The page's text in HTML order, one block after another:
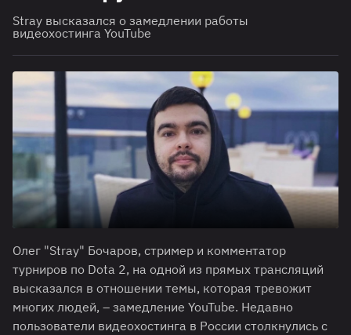
Stray высказался о замедлении работы
видеохостинга YouTube
Олег "Stray" Бочаров, стример и комментатор
турниров по Dota 2, на одной из прямых трансляций
высказался в отношении темы, которая тревожит
многих людей, – замедление YouTube. Недавно
пользователи видеохостинга в России столкнулись с